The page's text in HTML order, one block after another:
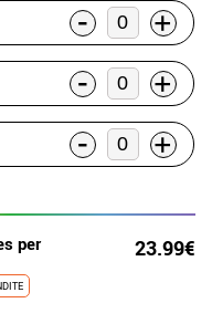
- +
- +
- +
per 23.99€